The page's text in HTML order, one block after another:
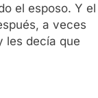
el esposo. Y el
a veces
les decía que